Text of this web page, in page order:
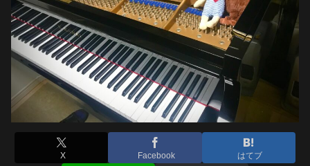
X Facebook はてブ